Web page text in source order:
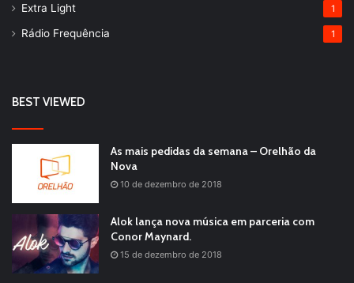
Extra Light 1
Rádio Frequência 1
BEST VIEWED
As mais pedidas da semana – Orelhão da
Nova
10 de dezembro de 2018
Alok lança nova música em parceria com
Conor Maynard.
15 de dezembro de 2018